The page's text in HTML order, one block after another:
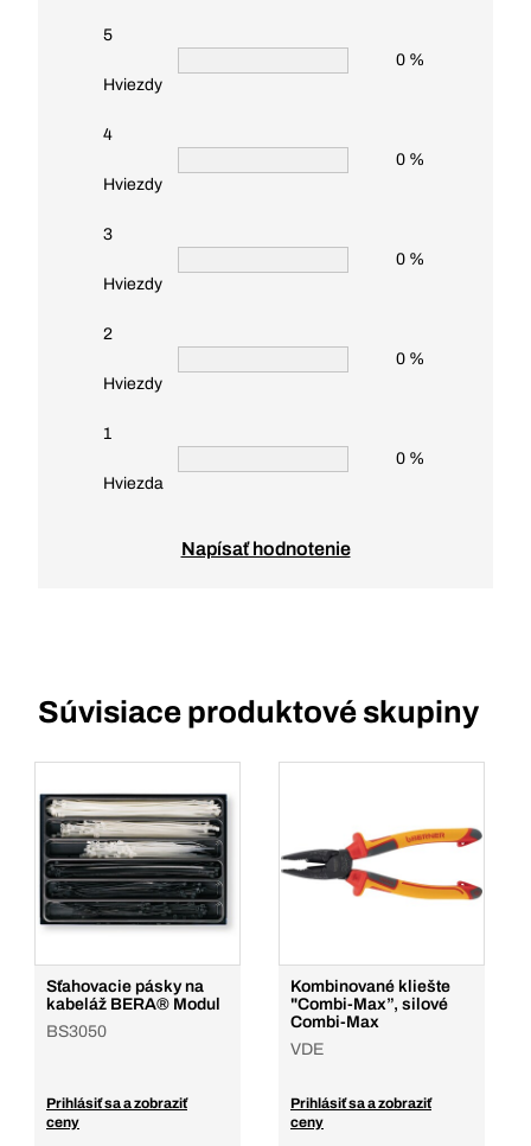
5
Hviezdy
0 %
4
Hviezdy
0 %
3
Hviezdy
0 %
2
Hviezdy
0 %
1
Hviezda
0 %
Napísať hodnotenie
Súvisiace produktové skupiny
Sťahovacie pásky na
kabeláž BERA® Modul
BS3050
Prihlásiť sa a zobraziť
ceny
Kombinované kliešte
"Combi-Max”, silové
Combi-Max
VDE
Prihlásiť sa a zobraziť
ceny